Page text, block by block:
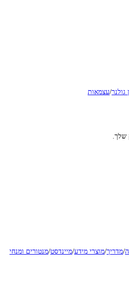
גולנר/עצמאות
שלך.
/מדריך/מוצרי מידע/מיינדסט/מנטורים ומנחי